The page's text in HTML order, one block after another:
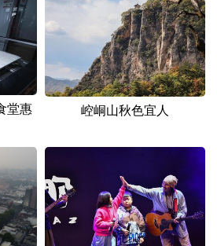
堂惠
崆峒山秋色宜人